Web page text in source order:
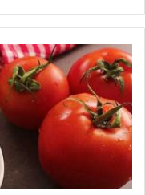
ه
ل
ا
ل
ك
ا
ت
ش
ب